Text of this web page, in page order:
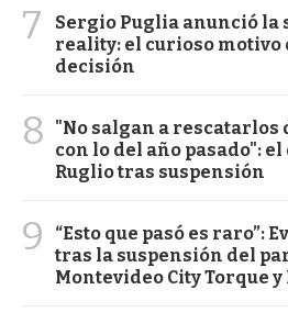
7
Sergio Puglia anunció la
reality: el curioso motivo
decisión
8
"No salgan a rescatarlos
con lo del año pasado":
Ruglio tras suspensión
9
“Esto que pasó es raro”:
tras la suspensión del
Montevideo City Torque